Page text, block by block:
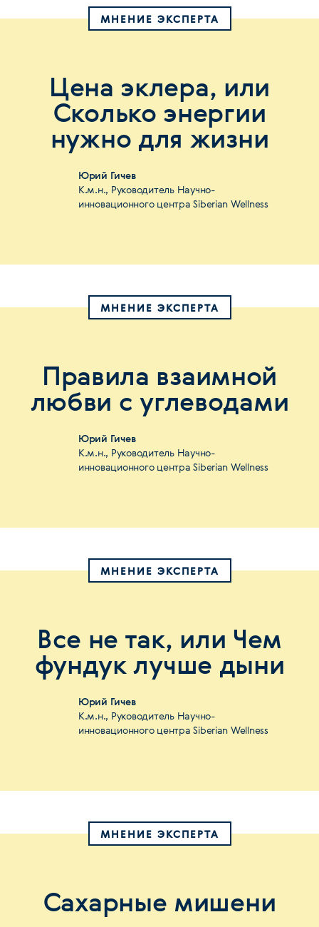
МНЕНИЕ ЭКСПЕРТА
Цена эклера, или
Сколько энергии
нужно для жизни
Юрий Гичев
К.м.н., Руководитель Научно-
инновационного центра Siberian Wellness
МНЕНИЕ ЭКСПЕРТА
Правила взаимной
любви с углеводами
Юрий Гичев
К.м.н., Руководитель Научно-
инновационного центра Siberian Wellness
МНЕНИЕ ЭКСПЕРТА
Все не так, или Чем
фундук лучше дыни
Юрий Гичев
К.м.н., Руководитель Научно-
инновационного центра Siberian Wellness
МНЕНИЕ ЭКСПЕРТА
Сахарные мишени